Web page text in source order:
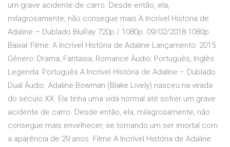
um grave acidente de carro. Desde então, ela,
milagrosamente, não consegue mais A Incrível História de
Adaline – Dublado BluRay 720p / 1080p. 09/02/2018 1080p.
Baixar Filme: A Incrível História de Adaline Lançamento: 2015
Gênero: Drama, Fantasia, Romance Áudio: Português, Inglês
Legenda: Português A Incrível História de Adaline – Dublado
Dual Áudio. Adaline Bowman (Blake Lively) nasceu na virada
do século XX. Ela tinha uma vida normal até sofrer um grave
acidente de carro. Desde então, ela, milagrosamente, não
consegue mais envelhecer, se tornando um ser imortal com
a aparência de 29 anos. Filme A Incrível História de Adaline